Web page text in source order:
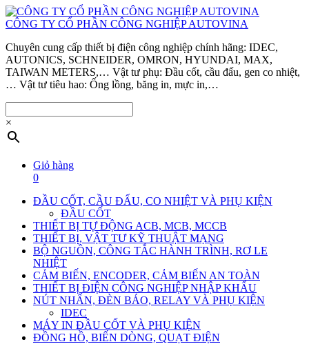
CÔNG TY CỔ PHẦN CÔNG NGHIỆP AUTOVINA
Chuyên cung cấp thiết bị điện công nghiệp chính hãng: IDEC,
AUTONICS, SCHNEIDER, OMRON, HYUNDAI, MAX,
TAIWAN METERS,… Vật tư phụ: Đầu cốt, cầu đấu, gen co nhiệt,
… Vật tư tiêu hao: Ống lồng, băng in, mực in,…
×
Giỏ hàng
0
ĐẦU CỐT, CẦU ĐẤU, CO NHIỆT VÀ PHỤ KIỆN
ĐẦU CỐT
THIẾT BỊ TỰ ĐỘNG ACB, MCB, MCCB
THIẾT BỊ, VẬT TƯ KỸ THUẬT MẠNG
BỘ NGUỒN, CÔNG TẮC HÀNH TRÌNH, RƠ LE
NHIỆT
CẢM BIẾN, ENCODER, CẢM BIẾN AN TOÀN
THIẾT BỊ ĐIỆN CÔNG NGHIỆP NHẬP KHẨU
NÚT NHẤN, ĐÈN BÁO, RELAY VÀ PHỤ KIỆN
IDEC
MÁY IN ĐẦU CỐT VÀ PHỤ KIỆN
ĐỒNG HỒ, BIẾN DÒNG, QUẠT ĐIỆN